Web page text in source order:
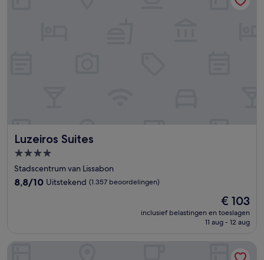
Luzeiros Suites
Luzeiros Suites
4.0-
sterrenaccommodatie
Stadscentrum van Lissabon
8.8
8,8/10 Uitstekend (1.357 beoordelingen)
De
prijs
is
€ 103
inclusief belastingen en toeslagen
11 aug - 12 aug